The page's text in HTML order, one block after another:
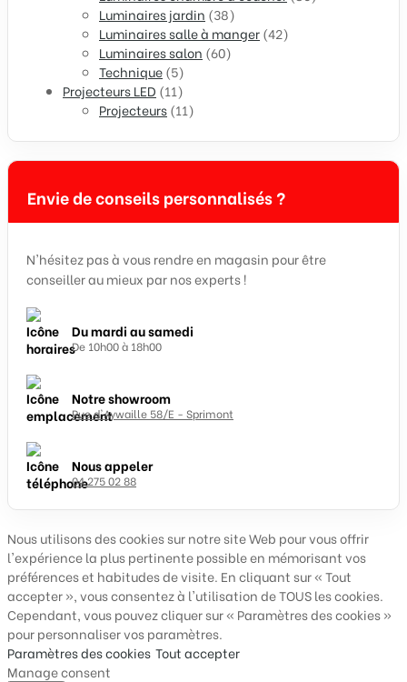
Luminaires jardin (38)
Luminaires salle à manger(42)
Luminaires salon (60)
Technique(5)
Projecteurs LED (11)
Projecteurs(11)
Envie de conseils personnalisés ?
N'hésitez pas à vous rendre en magasin pour être
conseiller au mieux par nos experts !
Du mardi au samedi
De 10h00 à 18h00
Notre showroom
Rue d'Aywaille 58/E - Sprimont
Nous appeler
04 275 02 88
Nous utilisons des cookies sur notre site Web pour vous offrir
l'expérience la plus pertinente possible en mémorisant vos
préférences et habitudes de visite. En cliquant sur « Tout
accepter », vous consentez à l'utilisation de TOUS les cookies.
Cependant, vous pouvez cliquer sur « Paramètres des cookies »
pour personnaliser vos paramètres.
Paramètres des cookies Tout accepter
Manage consent